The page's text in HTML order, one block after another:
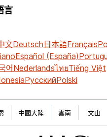
言
文Deutsch日本語Français
Español (España)
어NederlandsไทยTiếng Việt
РусскийPolski
中國大陸 雲南 文山